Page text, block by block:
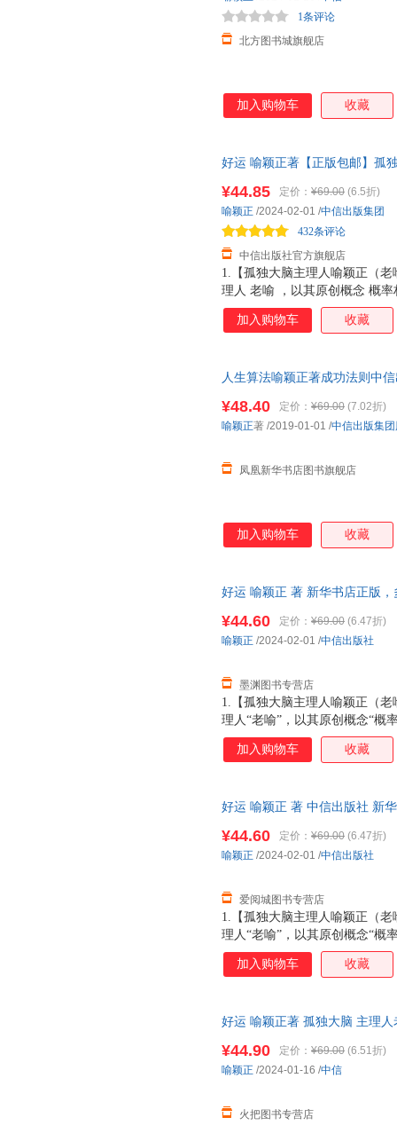
北方图书城旗舰店
1条评论
加入购物车 收藏
好运 喻颖正著【正版包邮】孤
机制，设计好运人生
1.【孤独大脑主理人喻颖正（
理人 老喻 ，以其原创概念 概
运人生。 2.【探究概率机制，
然、命运、幸福、人生、希望
再造好运系统】 提供在不同场
好运法则落实在生活的方方面
【送你一份好运券，祝你好运
¥44.85 定价： ¥69.00 (6.5折)
中信出版社官方旗舰店
432条评论
喻颖正 /2024-02-01 /中信出版集团
加入购物车 收藏
人生算法喻颖正著成功法则中
¥48.40 定价： ¥69.00 (7.02折)
凤凰新华书店图书旗舰店
喻颖正著 /2019-01-01 /中信出版集
加入购物车 收藏
好运 喻颖正 著 新华书店正版
1.【孤独大脑主理人喻颖正（老
理人“老喻”，以其原创概念“概
的好运人生。2.【探究概率机
然、命运、幸福、人生、希望
再造好运系统】提供在不同场
好运法则落实在生活的方方面
【送你一份好运券，祝你好运
¥44.60 定价： ¥69.00 (6.47折)
墨渊图书专营店
喻颖正 /2024-02-01 /中信出版社
加入购物车 收藏
好运 喻颖正 著 中信出版社 新
1.【孤独大脑主理人喻颖正（老
理人“老喻”，以其原创概念“概
的好运人生。2.【探究概率机
然、命运、幸福、人生、希望
再造好运系统】提供在不同场
好运法则落实在生活的方方面
【送你一份好运券，祝你好运
¥44.60 定价： ¥69.00 (6.47折)
爱阅城图书专营店
喻颖正 /2024-02-01 /中信出版社
加入购物车 收藏
好运 喻颖正著 孤独大脑 主理
¥44.90 定价： ¥69.00 (6.51折)
火把图书专营店
喻颖正 /2024-01-16 /中信